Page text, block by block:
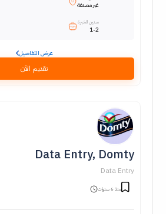
غير مصنفة
سنين الخبرة
1-2
عرض التفاصيل
تقديم الآن
Data Entry, Domty
Data Entry
منذ 6 سنوات